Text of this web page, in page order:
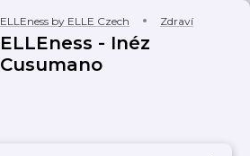
ELLEness by ELLE Czech Zdraví
ELLEness - Inéz
Cusumano